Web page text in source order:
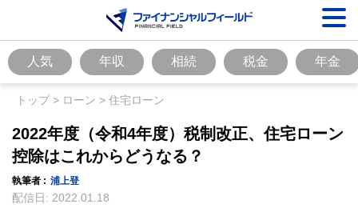
人気 年収 相続 税金 年金
トップ> ローン > 住宅ローン
2022年度（令和4年度）税制改正、住宅ローン
控除はこれからどうなる？
執筆者 : 浦上登
配信日: 2022.01.18